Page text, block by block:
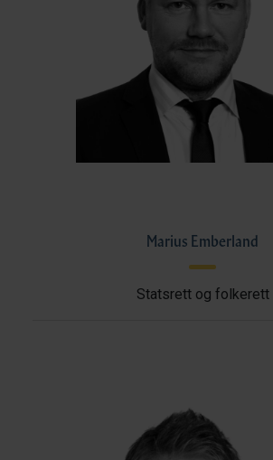
Marius Emberland
Statsrett og folkerett